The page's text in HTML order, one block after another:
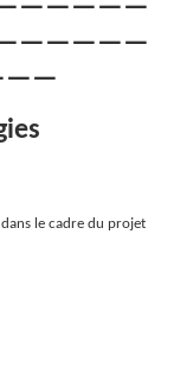
le cadre du projet